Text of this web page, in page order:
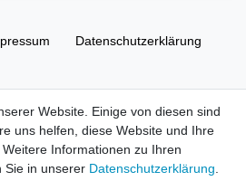
Daten­schutz­erklärung
vorbehalten. HL-
Website. Einige von diesen sind
uns helfen, diese Website und Ihre
Informationen zu Ihren
Sie in unserer Daten­schutz­erklärung